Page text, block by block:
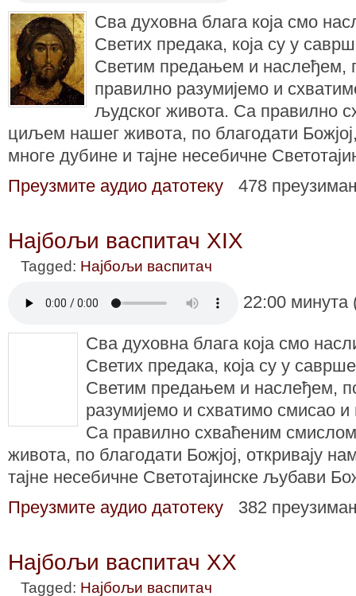
Сва духовна блага која смо
Светих предака, која су у
Светим предањем и наслеђем,
правилно разумијемо и
људског живота. Са правилно
циљем нашег живота, по благодати
многе дубине и тајне несебичне
Преузмите аудио датотеку
478
Најбољи васпитач XIX
Tagged: Најбољи васпитач
22:00
Сва духовна блага која смо
Светих предака, која су у
Светим предањем и наслеђем,
разумијемо и схватимо смисао
Са правилно схваћеним
живота, по благодати Божјој, откривају
тајне несебичне Светотајинске љубави
Преузмите аудио датотеку
382
Најбољи васпитач XX
Tagged: Најбољи васпитач